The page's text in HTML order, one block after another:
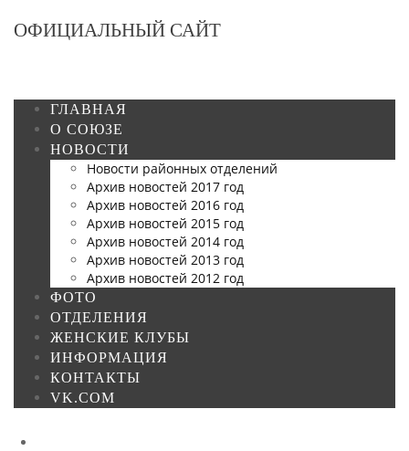
ОФИЦИАЛЬНЫЙ САЙТ
ГЛАВНАЯ
О СОЮЗЕ
НОВОСТИ
Новости районных отделений
Архив новостей 2017 год
Архив новостей 2016 год
Архив новостей 2015 год
Архив новостей 2014 год
Архив новостей 2013 год
Архив новостей 2012 год
ФОТО
ОТДЕЛЕНИЯ
ЖЕНСКИЕ КЛУБЫ
ИНФОРМАЦИЯ
КОНТАКТЫ
VK.COM